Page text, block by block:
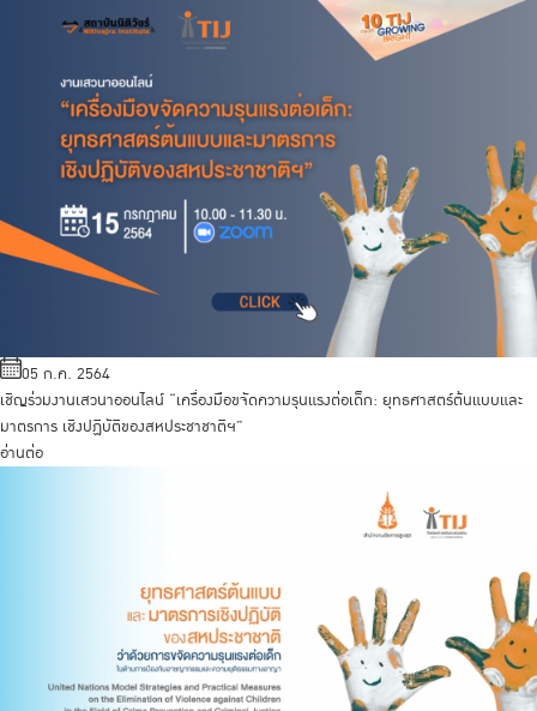
05 ก.ค. 2564
เชิญร่วมงานเสวนาออนไลน์ “เครื่องมือขจัดความรุนแรงต่อเด็ก: ยุทธศาสตร์ต้นแบบและ
มาตรการ เชิงปฏิบัติของสหประชาชาติฯ”
อ่านต่อ